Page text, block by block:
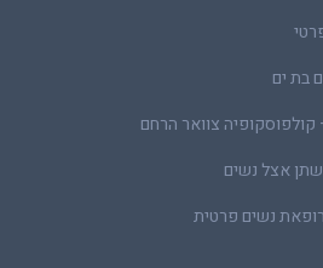
בת ים
צוואר הרחם
אצל נשים
נשים פרטית